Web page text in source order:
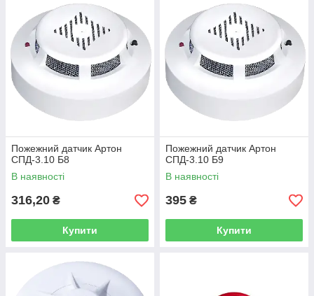
Пожежний датчик Артон
СПД-3.10 Б8
В наявності
316,20 ₴
Купити
Пожежний датчик Артон
СПД-3.10 Б9
В наявності
395 ₴
Купити